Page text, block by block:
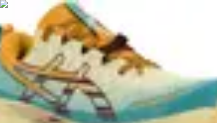
Passion Tennis
Amélioration du jeu
Conseils et Techniques
TechniquesPassion et MotivationCulture Tennis
Passion Tennis